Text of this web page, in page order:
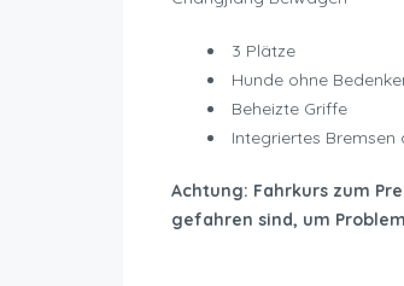
3 Plätze
Hunde ohne
Beheizte Griffe
Integriertes Bremsen
Achtung: Fahrkurs zum
gefahren sind, um